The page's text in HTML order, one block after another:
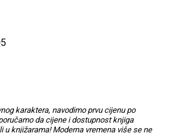
karaktera, navodimo prvu cijenu po
da cijene i dostupnost knjiga
u knjižarama! Moderna vremena više se ne